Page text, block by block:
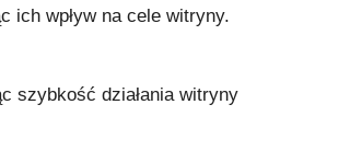
ich wpływ na cele witryny.
szybkość działania witryny